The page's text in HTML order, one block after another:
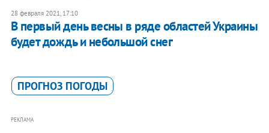
28 февраля 2021, 17:10
В первый день весны в ряде областей Украины
будет дождь и небольшой снег
ПРОГНОЗ ПОГОДЫ
РЕКЛАМА